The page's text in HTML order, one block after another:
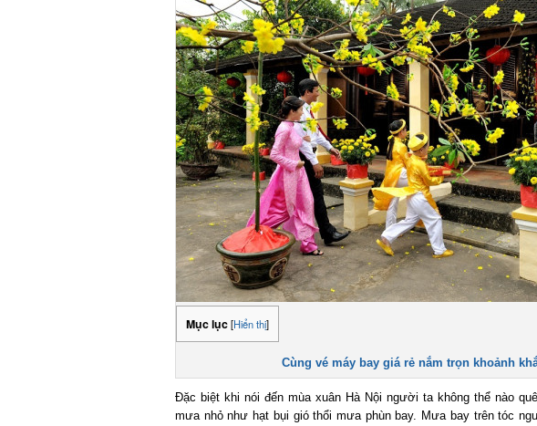
Mục lục [Hiển thị]
Cùng vé máy bay giá rẻ nắm trọn khoảnh
Đặc biệt khi nói đến mùa xuân Hà Nội người ta không thể nào
mưa nhỏ như hạt bụi gió thổi mưa phùn bay. Mưa bay trên tóc